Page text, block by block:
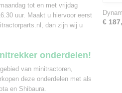
tot en met vrijdag
uur. Maakt u hiervoor eerst
dan zijn wij u
onderdelen!
van minitractoren,
deze onderdelen met als
en Shibaura.
€